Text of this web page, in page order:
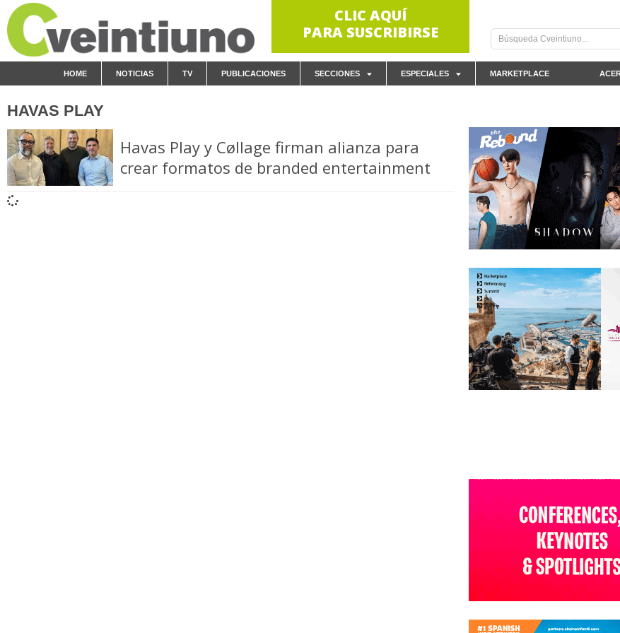
CLIC AQUÍ
PARA SUSCRIBIRSE
HOME NOTICIAS TV PUBLICACIONES SECCIONES ESPECIALES MARKETPLACE
HAVAS PLAY
Havas Play y Cøllage firman alianza para
crear formatos de branded entertainment